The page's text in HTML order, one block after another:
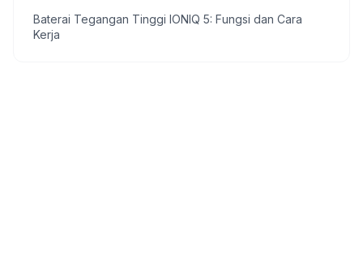
Baterai Tegangan Tinggi IONIQ 5: Fungsi dan Cara
Kerja